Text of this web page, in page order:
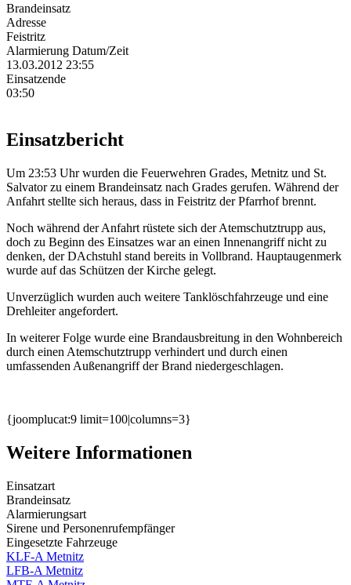
Brandeinsatz
Adresse
Feistritz
Alarmierung Datum/Zeit
13.03.2012 23:55
Einsatzende
03:50
Einsatzbericht
Um 23:53 Uhr wurden die Feuerwehren Grades, Metnitz und St.
Salvator zu einem Brandeinsatz nach Grades gerufen. Während der
Anfahrt stellte sich heraus, dass in Feistritz der Pfarrhof brennt.
Noch während der Anfahrt rüstete sich der Atemschutztrupp aus,
doch zu Beginn des Einsatzes war an einen Innenangriff nicht zu
denken, der DAchstuhl stand bereits in Vollbrand. Hauptaugenmerk
wurde auf das Schützen der Kirche gelegt.
Unverzüglich wurden auch weitere Tanklöschfahrzeuge und eine
Drehleiter angefordert.
In weiterer Folge wurde eine Brandausbreitung in den Wohnbereich
durch einen Atemschutztrupp verhindert und durch einen
umfassenden Außenangriff der Brand niedergeschlagen.
{joomplucat:9 limit=100|columns=3}
Weitere Informationen
Einsatzart
Brandeinsatz
Alarmierungsart
Sirene und Personenrufempfänger
Eingesetzte Fahrzeuge
KLF-A Metnitz
LFB-A Metnitz